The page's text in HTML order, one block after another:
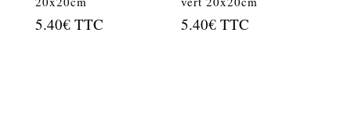
5.40€ TTC 5.40€ TTC